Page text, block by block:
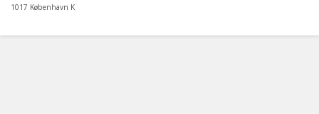
1017 København K